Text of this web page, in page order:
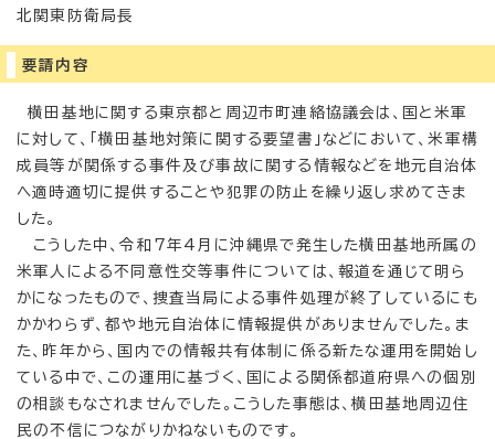
北関東防衛局長
要請内容
横田基地に関する東京都と周辺市町連絡協議会は、国と米軍
に対して、「横田基地対策に関する要望書」などにおいて、米軍構
成員等が関係する事件及び事故に関する情報などを地元自治体
へ適時適切に提供することや犯罪の防止を繰り返し求めてきま
した。
こうした中、令和7年4月に沖縄県で発生した横田基地所属の
米軍人による不同意性交等事件については、報道を通じて明ら
かになったもので、捜査当局による事件処理が終了しているにも
かかわらず、都や地元自治体に情報提供がありませんでした。ま
た、昨年から、国内での情報共有体制に係る新たな運用を開始し
ている中で、この運用に基づく、国による関係都道府県への個別
の相談もなされませんでした。こうした事態は、横田基地周辺住
民の不信につながりかねないものです。